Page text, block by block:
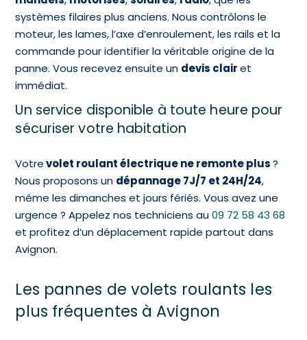
systèmes filaires plus anciens.Nous contrôlons le
moteur, les lames, l’axe d’enroulement, les rails et la
commande pour identifier la véritable origine de la
panne. Vous recevez ensuite un devis clairet
immédiat.
Un service disponible à toute heure pour
sécuriser votre habitation
Votrevolet roulant électrique ne remonte plus?
Nous proposons un dépannage 7J/7 et 24H/24,
même les dimanches et jours fériés.Vous avez une
urgence ? Appelez nos techniciens au09 72 58 43 68
et profitez d’un déplacement rapide partout dans
Avignon.
Les pannes de volets roulants les
plus fréquentes à Avignon